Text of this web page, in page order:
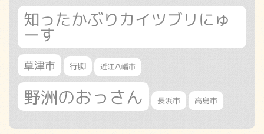
知ったかぶりカイツブリにゅ
ーす
草津市 行脚 近江八幡市
野洲のおっさん 長浜市 高島市